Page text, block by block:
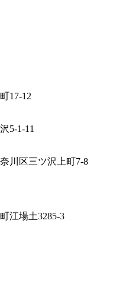
17-12
5-1-11
川区三ツ沢上町7-8
江場土3285-3